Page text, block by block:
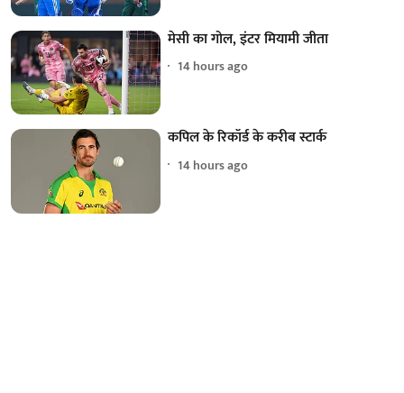
मेसी का गोल, इंटर मियामी जीता
14 hours ago
कपिल के रिकॉर्ड के करीब स्टार्क
14 hours ago